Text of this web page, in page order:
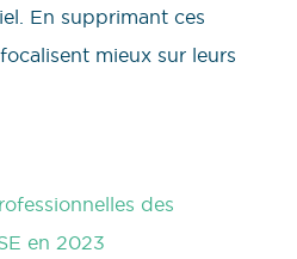
En supprimant ces
mieux sur leurs
des
en 2023